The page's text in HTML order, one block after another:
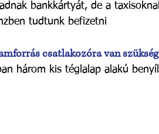
bankkártyát, de a
tudtunk befizetni
csatlakozóra van
három kis téglalap alakú